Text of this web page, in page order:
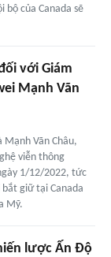
bộ của Canada sẽ
với Giám
Mạnh Vãn
Mạnh Vãn Châu,
viễn thông
1/12/2022, tức
bắt giữ tại Canada
Mỹ.
lược Ấn Độ